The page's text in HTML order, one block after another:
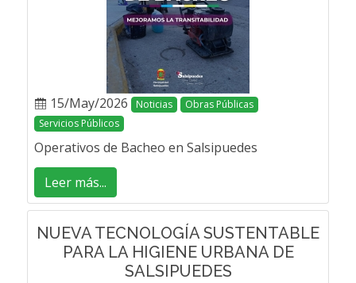
15/May/2026 Noticias
Obras Públicas
Servicios Públicos
Operativos de Bacheo en Salsipuedes
Leer más...
NUEVA TECNOLOGÍA SUSTENTABLE
PARA LA HIGIENE URBANA DE
SALSIPUEDES